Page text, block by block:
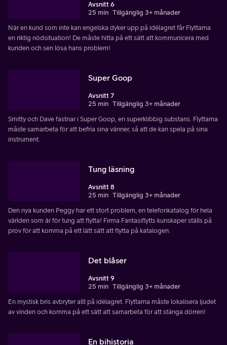
Avsnitt 6
25 min Tillgänglig 3+ månader
När en kund som inte kan engelska dyker upp på idélagret får Flyttarna
en riktig nödsituation! De måste hitta på ett sätt att kommunicera med
kunden och sen lösa hans problem!
Super Goop
Avsnitt 7
25 min Tillgänglig 3+ månader
Smitty och Dave fastnar i Super Goop, en superklibbig substans. Flyttarna
måste samarbeta för att befria sina vänner, så att de kan spela på sina
instrument.
Tung läsning
Avsnitt 8
25 min Tillgänglig 3+ månader
Den nya kunden Peggy har ett stort problem, en telefonkatalog för hela
världen som är för tung att flytta! Firma Fantasiflytts kunskaper ställs på
prov för att komma på ett lätt sätt att flytta på katalogen.
Det blåser
Avsnitt 9
25 min Tillgänglig 3+ månader
En mystisk bris avbryter allt på idélagret. Flyttarna måste lokalisera ljudet
av vinden och komma på ett sätt att samarbeta för att stänga dörren!
En bihistoria